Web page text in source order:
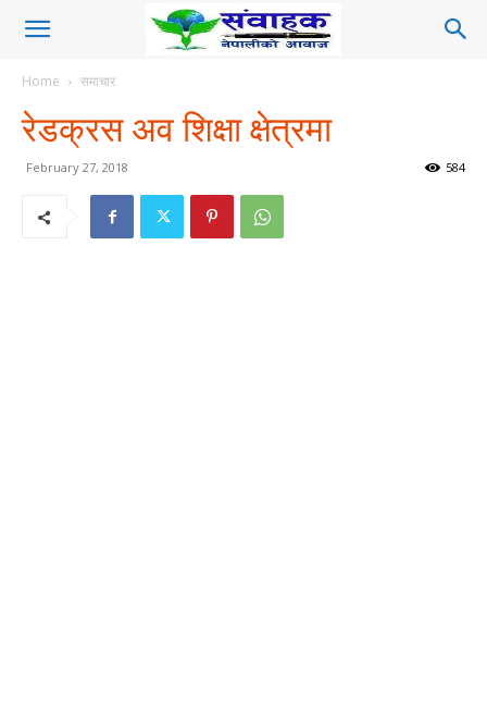
Home समाचार
रेडक्रस अव शिक्षा क्षेत्रमा
February 27, 2018 584